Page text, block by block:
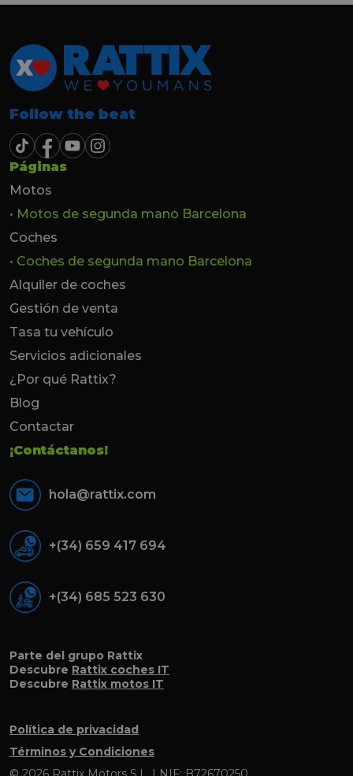
Follow the beat
Páginas
Motos
• Motos de segunda mano Barcelona
Coches
• Coches de segunda mano Barcelona
Alquiler de coches
Gestión de venta
Tasa tu vehículo
Servicios adicionales
¿Por qué Rattix?
Blog
Contactar
¡Contáctanos!
hola@rattix.com
+(34) 659 417 694
+(34) 685 523 630
Parte del grupo Rattix
Descubre Rattix coches IT
Descubre Rattix motos IT
Política de privacidad
Términos y Condiciones